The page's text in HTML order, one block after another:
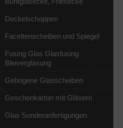
Deckelschoppen
Facettenscheiben und Spiegel
Fusing Glas Glasfusing
Bleiverglasung
Gebogene Glasscheiben
Geschenkarton mit Gläsern
Glas Sonderanfertigungen